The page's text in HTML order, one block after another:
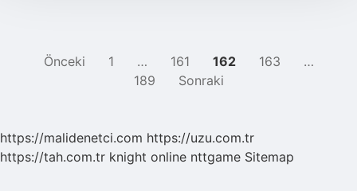
YAZI
SAYFALAMASI
Önceki 1 … 161 162 163
…
189
Sonraki
https://malidenetci.com https://uzu.com.tr
https://tah.com.tr knight online nttgame Sitemap